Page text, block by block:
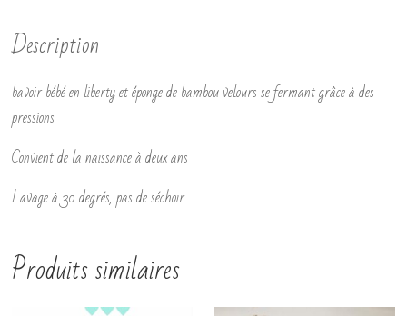
Description
bavoir bébé en liberty et éponge de bambou velours se fermant grâce à des
pressions
Convient de la naissance à deux ans
Lavage à 30 degrés, pas de séchoir
Produits similaires